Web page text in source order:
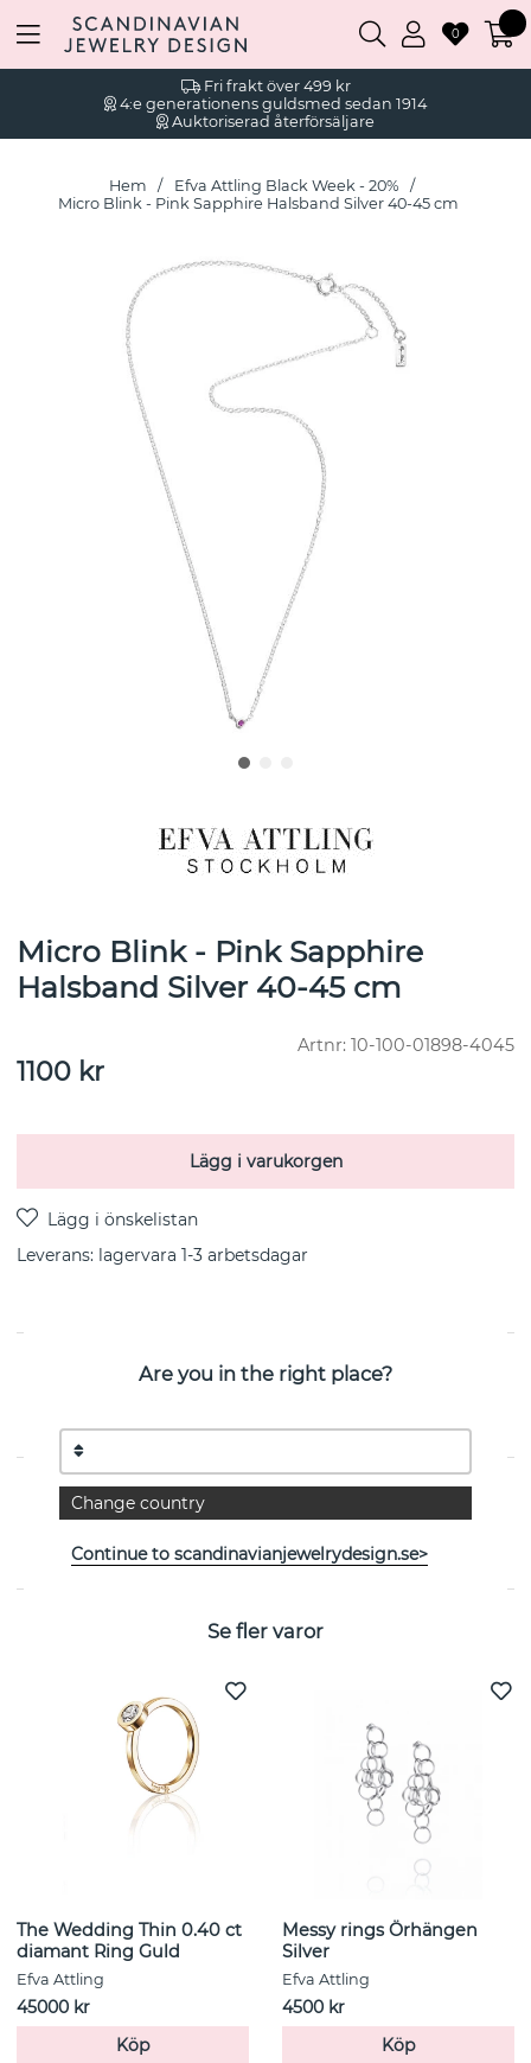
Fri frakt över 499 kr
4:e generationens guldsmed sedan 1914
Auktoriserad återförsäljare
0
Hem
Efva Attling Black Week - 20%
Micro Blink - Pink Sapphire Halsband Silver 40-45 cm
Micro Blink - Pink Sapphire
Halsband Silver 40-45 cm
Artnr: 10-100-01898-4045
1100 kr
Lägg i varukorgen
Leverans: lagervara 1-3 arbetsdagar
PRODUKTBESKRIVNING
sterlingsilver från svenska Efva Attling 40-45 cm
EGENSKAPER
Kollektion: Micro Blink
Se fler varor
The Wedding Thin 0.40 ct
diamant Ring Guld
Efva Attling
45000 kr
Köp
Messy rings Örhängen
Silver
Efva Attling
4500 kr
Köp
Are you in the right place?
Change country
Continue to scandinavianjewelrydesign.se>